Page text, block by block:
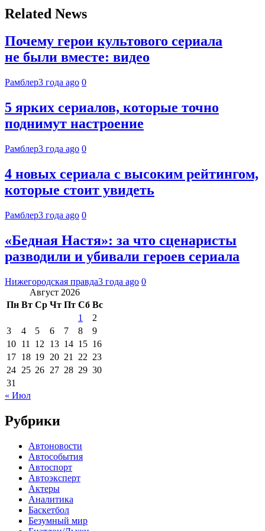
Related News
Почему герои культового сериала
не были вместе: видео
Рамблер3 года ago 0
5 ярких сериалов, которые точно
поднимут настроение
Рамблер3 года ago 0
4 новых сериала с высоким рейтингом,
которые стоит увидеть
Рамблер3 года ago 0
«Бедная Настя»: за что сценаристы
разводили и убивали героев сериала
Нижегородская правда3 года ago 0
Август 2026
Пн Вт Ср Чт Пт Сб Вс
1
2
3
4 5 6 7 8
9
10 11 12 13 14 15 16
17 18 19 20 21 22 23
24 25 26 27 28 29 30
31
« Июл
Рубрики
Автоновости
Автособытия
Автоспорт
Автоэксперт
Актеры
Аналитика
Баскетбол
Безумный мир